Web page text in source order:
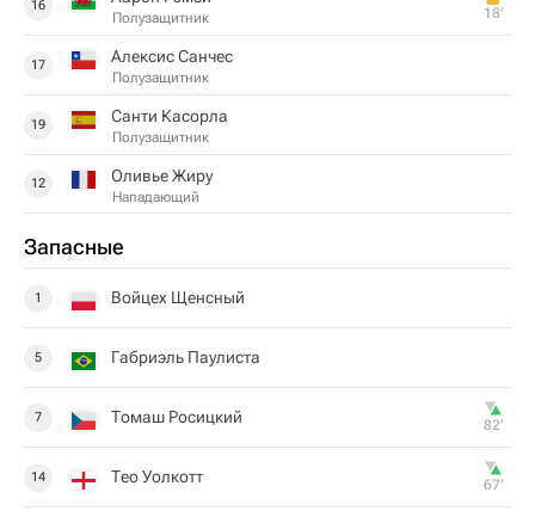
16
Полузащитник 18‎’‎
17 Алексис Санчес
Полузащитник
19 Санти Касорла
Полузащитник
12 Оливье Жиру
Нападающий
Запасные
1 Войцех Щенсный
5 Габриэль Паулиста
7 Томаш Росицкий 82‎’‎
14 Тео Уолкотт 67‎’‎